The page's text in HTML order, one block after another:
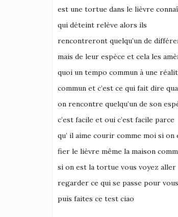
est une tortue dans le lièvre
qui déteint relève alors ils
rencontreront quelqu’un de
mais de leur espèce et cela les
quoi un tempo commun à une
commun et c’est ce qui fait dire
on rencontre quelqu’un de son
c’est facile et oui c’est facile parce
qu’ il aime courir comme moi si on
fier le lièvre même la maison
si on est la tortue vous voyez aller
regarder ce qui se passe pour
puis faites ce test ciao